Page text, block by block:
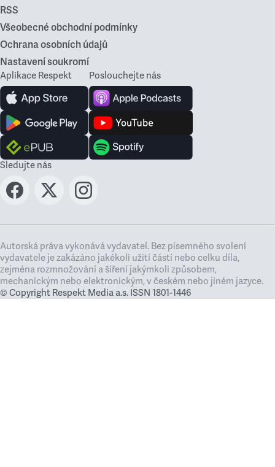
RSS
Všeobecné obchodní podmínky
Ochrana osobních údajů
Nastavení soukromí
Aplikace Respekt Poslouchejte nás
Sledujte nás
Autorská práva vykonává vydavatel. Bez písemného svolení
vydavatele je zakázáno jakékoli užití částí nebo celku díla,
zejména rozmnožování a šíření jakýmkoli způsobem,
mechanickým nebo elektronickým, v českém nebo jiném jazyce.
© Copyright Respekt Media a.s. ISSN 1801-1446